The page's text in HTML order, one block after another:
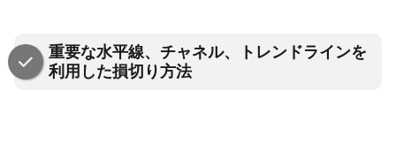
重要な水平線、チャネル、トレンドラインを
利用した損切り方法